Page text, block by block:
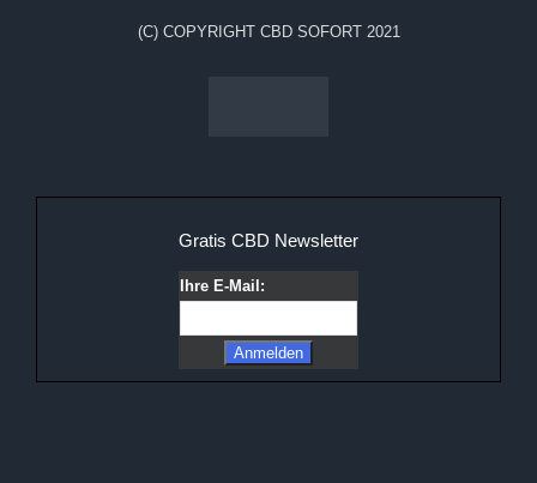
(C) COPYRIGHT CBD SOFORT 2021
Gratis CBD Newsletter
Ihre E-Mail: